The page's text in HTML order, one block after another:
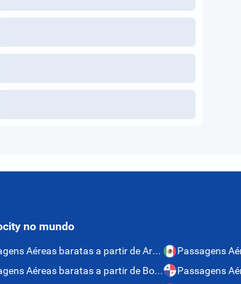
no mundo
Passagens Aéreas baratas a partir de Argentina
Passagens Aéreas baratas a partir de Bolívia